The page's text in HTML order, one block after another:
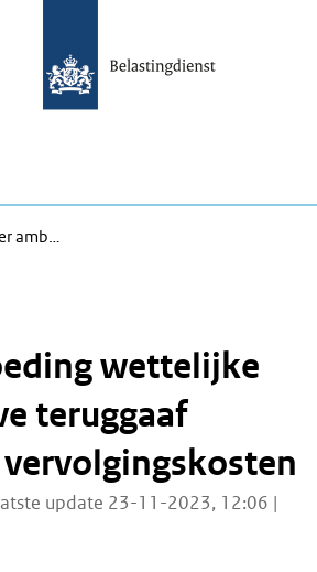
amb…
wettelijke
teruggaaf
update 23-11-2023, 12:06 |